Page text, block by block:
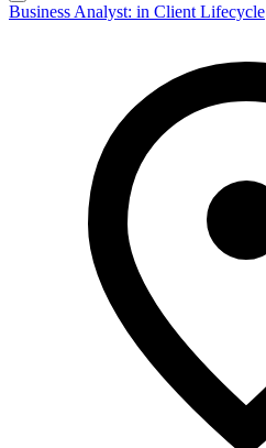
Business Analyst: in Client Lifecycle